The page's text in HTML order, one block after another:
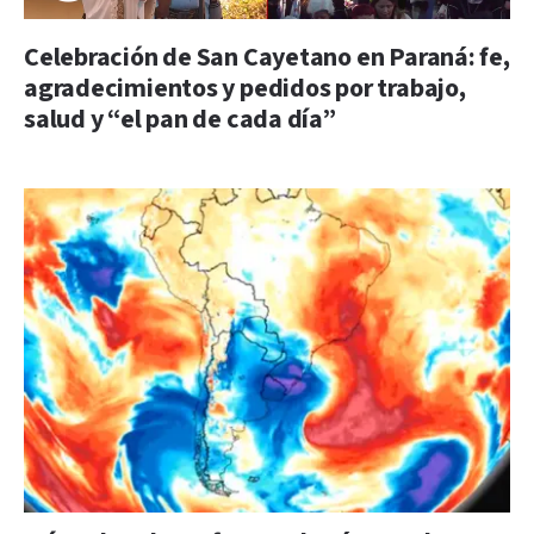
Celebración de San Cayetano en Paraná: fe,
agradecimientos y pedidos por trabajo,
salud y “el pan de cada día”